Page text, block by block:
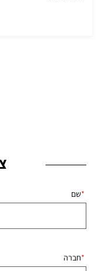
שם
חברה